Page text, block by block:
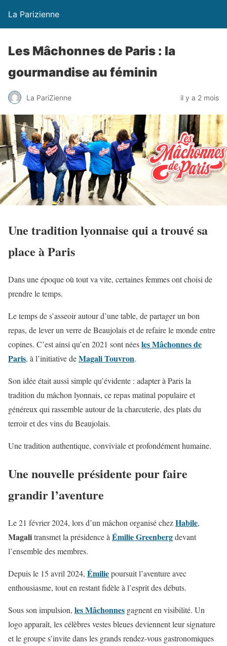
La Parizienne
Les Mâchonnes de Paris : la
gourmandise au féminin
La PariZienne il y a 2 mois
Une tradition lyonnaise qui a trouvé sa
place à Paris
Dans une époque où tout va vite, certaines femmes ont choisi de
prendre le temps.
Le temps de s’asseoir autour d’une table, de partager un bon
repas, de lever un verre de Beaujolais et de refaire le monde entre
copines. C’est ainsi qu’en 2021 sont néesles Mâchonnes de
Paris, à l’initiative deMagali Touvron.
Son idée était aussi simple qu’évidente : adapter à Paris la
tradition du mâchon lyonnais, ce repas matinal populaire et
généreux qui rassemble autour de la charcuterie, des plats du
terroir et des vins du Beaujolais.
Une tradition authentique, conviviale et profondément humaine.
Une nouvelle présidente pour faire
grandir l’aventure
Le 21 février 2024, lors d’un mâchon organisé chezHabile,
Magalitransmet la présidence à Émilie Greenbergdevant
l’ensemble des membres.
Depuis le 15 avril 2024, Émiliepoursuit l’aventure avec
enthousiasme, tout en restant fidèle à l’esprit des débuts.
Sous son impulsion, les Mâchonnes gagnent en visibilité. Un
logo apparaît, les célèbres vestes bleues deviennent leur signature
et le groupe s’invite dans les grands rendez-vous gastronomiques